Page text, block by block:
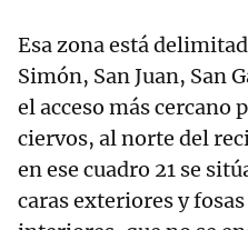
Esa zona está
Simón, San Juan, San
el acceso más cercano
ciervos, al norte del
en ese cuadro 21 se
caras exteriores y